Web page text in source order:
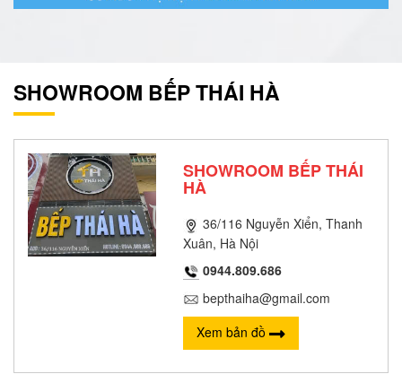
SHOWROOM BẾP THÁI HÀ
SHOWROOM BẾP THÁI
HÀ
36/116 Nguyễn Xiển, Thanh
Xuân, Hà Nội
0944.809.686
bepthaiha@gmail.com
Xem bản đồ